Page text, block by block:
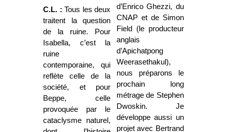
C.L. : Tous les deux
traitent la question
de la ruine. Pour
Isabella, c’est la
ruine
contemporaine, qui
reflète celle de la
société, et pour
Beppe, celle
provoquée par le
cataclysme naturel,
d’Enrico Ghezzi, du
CNAP et de Simon
Field (le producteur
anglais
d’Apichatpong
Weerasethakul),
nous préparons le
prochain long
métrage de Stephen
Dwoskin. Je
développe aussi un
projet avec Bertrand